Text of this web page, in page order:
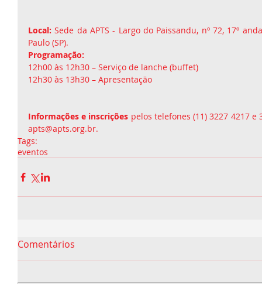
Local: Sede da APTS - Largo do Paissandu, nº 72, 17º
Paulo (SP).
Programação:
12h00 às 12h30 – Serviço de lanche (buffet)
12h30 às 13h30 – Apresentação
Informações e inscrições pelos telefones (11) 3227 4217
apts@apts.org.br.
Tags:
eventos
Comentários